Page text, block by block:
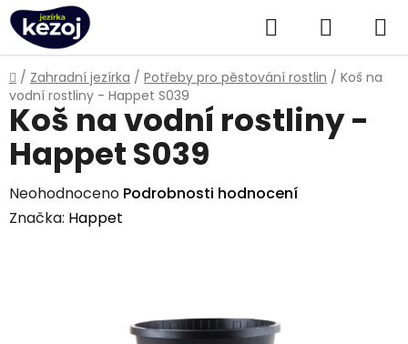
Přejít
na
obsah
Hledat
KOŠÍK
Domů
/ Zahradní jezírka / Potřeby pro pěstování rostlin / Koš na
vodní rostliny - Happet S039
Koš na vodní rostliny -
Happet S039
Průměrné
hodnocení
Neohodnoceno Podrobnosti hodnocení
Značka: Happet